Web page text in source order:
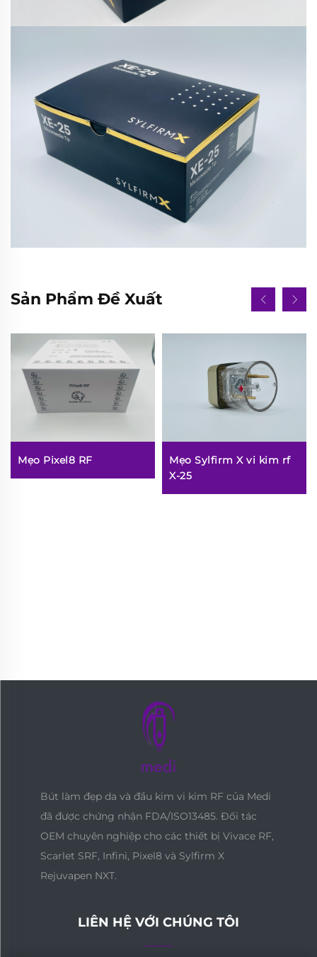
Sản Phẩm Đề Xuất
Mẹo Pixel8 RF
Mẹo Sylfirm X vi kim rf
X-25
Bút làm đẹp da và đầu kim vi kim RF của Medi
đã được chứng nhận FDA/ISO13485. Đối tác
OEM chuyên nghiệp cho các thiết bị Vivace RF,
Scarlet SRF, Infini, Pixel8 và Sylfirm X
Rejuvapen NXT.
LIÊN HỆ VỚI CHÚNG TÔI